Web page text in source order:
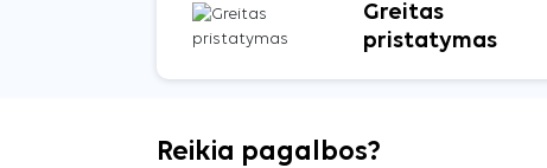
Greitas
pristatymas
Reikia pagalbos?